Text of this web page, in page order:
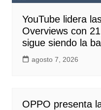
YouTube lidera
Overviews con
sigue siendo la
agosto 7, 2026
OPPO presenta